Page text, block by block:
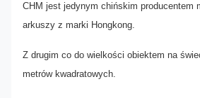
CHM jest jedynym chińskim producentem
arkuszy z marki Hongkong.
Z drugim co do wielkości obiektem na
metrów kwadratowych.